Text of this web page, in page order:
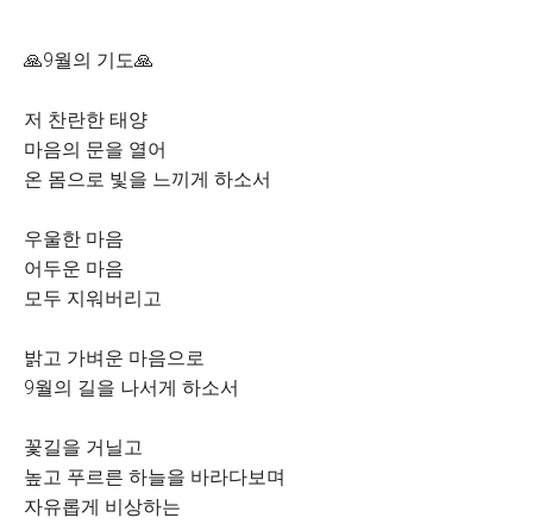
🙏9월의 기도🙏
저 찬란한 태양
마음의 문을 열어
온 몸으로 빛을 느끼게 하소서
우울한 마음
어두운 마음
모두 지워버리고
밝고 가벼운 마음으로
9월의 길을 나서게 하소서
꽃길을 거닐고
높고 푸르른 하늘을 바라다보며
자유롭게 비상하는